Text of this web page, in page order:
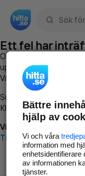
Ett fel har
Om du vill kan du
uppstod så att vi lättare
Vänligen försök med
Surfa till
Klicka påTillbaka-
Vi beklagar besväret!
Till startsidan
Bättre
hjälp av
Vi och våra
information med
enhetsidentifierare
av informationen
tjänster.